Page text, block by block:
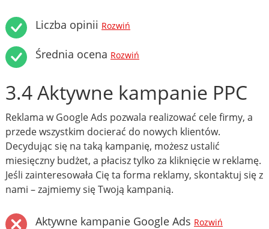
Liczba opinii Rozwiń
Średnia ocena Rozwiń
3.4 Aktywne kampanie PPC
Reklama w Google Ads pozwala realizować cele firmy, a
przede wszystkim docierać do nowych klientów.
Decydując się na taką kampanię, możesz ustalić
miesięczny budżet, a płacisz tylko za kliknięcie w reklamę.
Jeśli zainteresowała Cię ta forma reklamy, skontaktuj się z
nami – zajmiemy się Twoją kampanią.
Aktywne kampanie Google Ads Rozwiń